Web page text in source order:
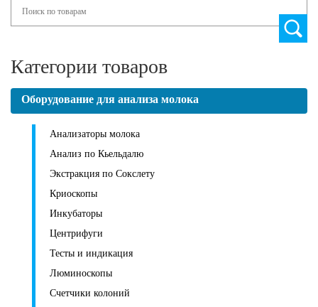
Категории товаров
Оборудование для анализа молока
Анализаторы молока
Анализ по Кьельдалю
Экстракция по Сокслету
Криоскопы
Инкубаторы
Центрифуги
Тесты и индикация
Люминоскопы
Счетчики колоний